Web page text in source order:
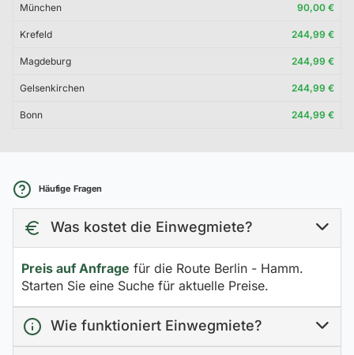
München 90,00 €
Krefeld 244,99 €
Magdeburg 244,99 €
Gelsenkirchen 244,99 €
Bonn 244,99 €
Häufige Fragen
Was kostet die Einwegmiete?
Preis auf Anfrage für die Route Berlin - Hamm.
Starten Sie eine Suche für aktuelle Preise.
Wie funktioniert Einwegmiete?